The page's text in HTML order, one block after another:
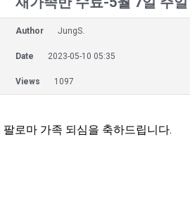
Author JungS.
Date 2023-05-10 05:35
Views 1097
팔로마 가족 되심을 축하드립니다.